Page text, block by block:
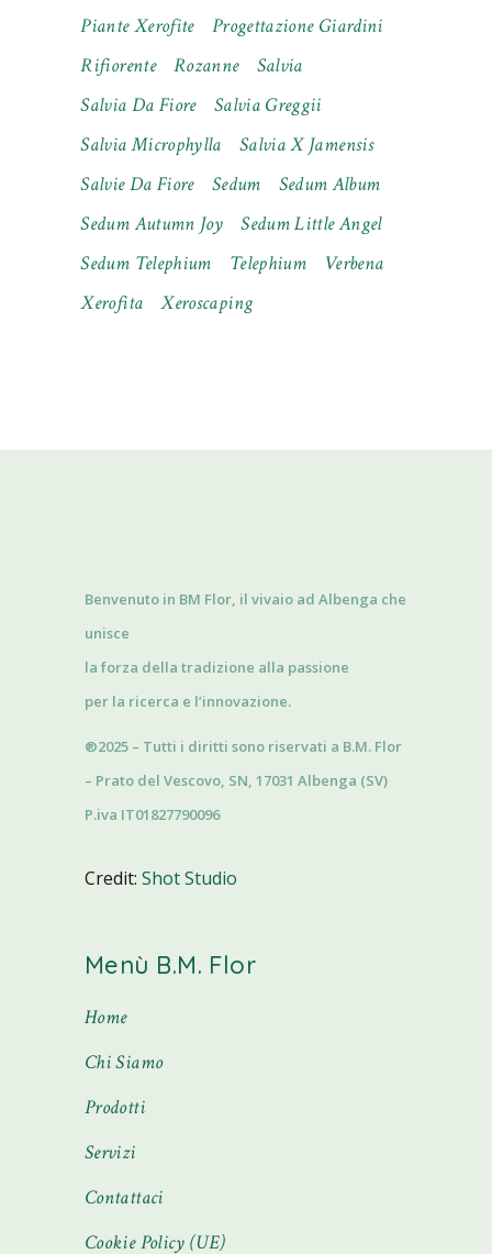
Piante Xerofite
Progettazione Giardini
Rifiorente
Rozanne
Salvia
Salvia Da Fiore
Salvia Greggii
Salvia Microphylla
Salvia X Jamensis
Salvie Da Fiore
Sedum
Sedum Album
Sedum Autumn Joy
Sedum Little Angel
Sedum Telephium
Telephium
Verbena
Xerofita
Xeroscaping
Benvenuto in BM Flor, il vivaio ad Albenga che
unisce
la forza della tradizione alla passione
per la ricerca e l’innovazione.
®2025 – Tutti i diritti sono riservati a B.M. Flor
– Prato del Vescovo, SN, 17031 Albenga (SV)
P.iva IT01827790096
Credit:Shot Studio
Menù B.M. Flor
Home
Chi Siamo
Prodotti
Servizi
Contattaci
Cookie Policy (UE)